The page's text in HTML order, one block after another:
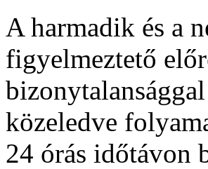
A harmadik és a
figyelmeztető
közeledve
24 órás időtávon